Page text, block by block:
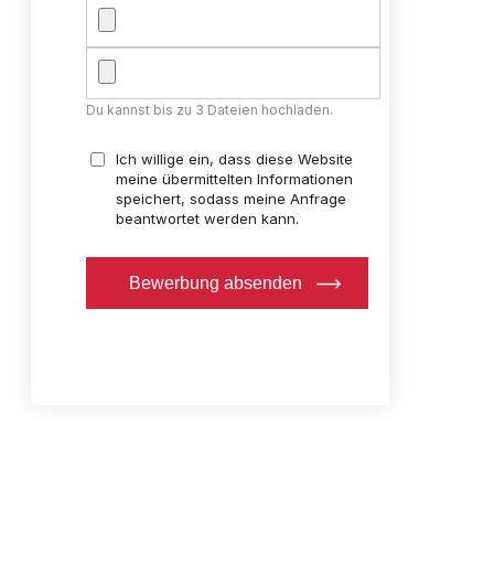
Du kannst bis zu 3 Dateien hochladen.
Ich willige ein, dass diese Website
meine übermittelten Informationen
speichert, sodass meine Anfrage
beantwortet werden kann.